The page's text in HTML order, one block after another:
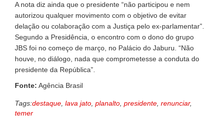
A nota diz ainda que o presidente “não participou e nem
autorizou qualquer movimento com o objetivo de evitar
delação ou colaboração com a Justiça pelo ex-parlamentar”.
Segundo a Presidência, o encontro com o dono do grupo
JBS foi no começo de março, no Palácio do Jaburu. “Não
houve, no diálogo, nada que comprometesse a conduta do
presidente da República”.
Fonte: Agência Brasil
Tags:destaque, lava jato, planalto, presidente, renunciar,
temer